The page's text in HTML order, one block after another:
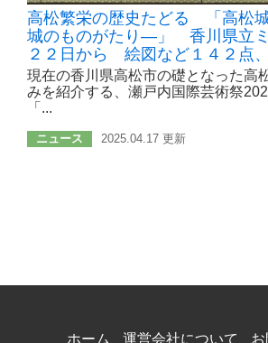
高松繁栄の歴史たどる 「高松
城のものがたり―」 香川県立ミ
２２日から 絵図など１４２点
現在の香川県高松市の礎となった高
みを紹介する、瀬戸内国際芸術祭
「...
ニュース 2025.04.17 更新
ホーム 運営会社について